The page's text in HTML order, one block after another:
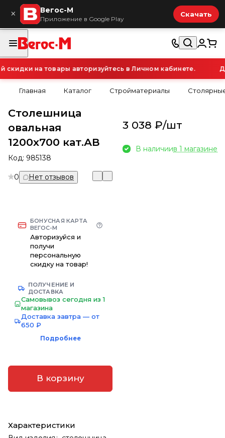
× Вегос-М
Приложение в Google Play
Скачать
на товары авторизуйтесь в Личном кабинете.
Главная Каталог Стройматериалы
Столешница
овальная
1200х700 кат.АВ
Код: 985138
0 Нет отзывов
БОНУСНАЯ КАРТА
ВЕГОС-М
Авторизуйся и
получи
персональную
скидку на товар!
ПОЛУЧЕНИЕ И
ДОСТАВКА
Самовывоз сегодня из 1
магазина
Доставка завтра — от
650 ₽
Подробнее
В корзину
Характеристики
3 038 ₽/шт
В наличиив 1 магазине